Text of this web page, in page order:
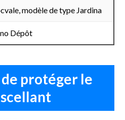
modèle de type Jardina
Dépôt
de protéger le
scellant